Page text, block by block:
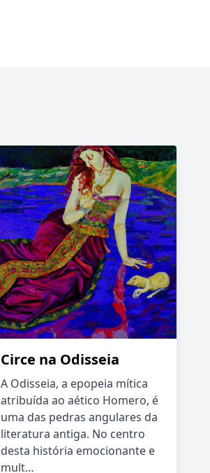
Circe na Odisseia
A Odisseia, a epopeia mítica
atribuída ao aético Homero, é
uma das pedras angulares da
literatura antiga. No centro
desta história emocionante e
mult…